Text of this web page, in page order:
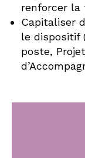
renforcer la
Capitaliser
le dispositif
poste,